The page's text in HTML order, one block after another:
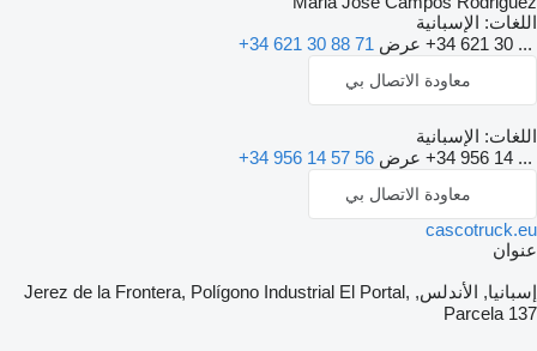
اللغات: الإسبانية
+34 621 30 ... عرض +34 621 30 88 71
معاودة الاتصال بي
اللغات: الإسبانية
+34 956 14 ... عرض +34 956 14 57 56
معاودة الاتصال بي
cascotruck.eu
عنوان
إسبانيا, الأندلس, Jerez de la Frontera, Polígono Industrial El Portal,
Parcela 137